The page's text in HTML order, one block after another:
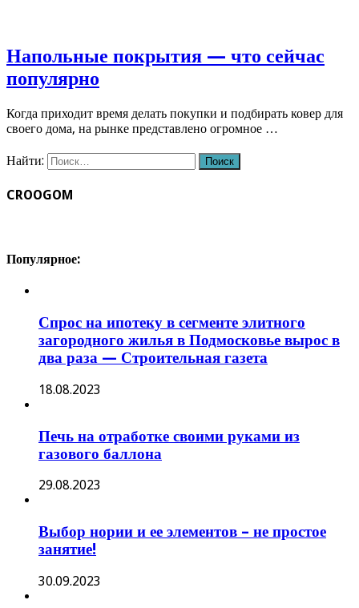
Напольные покрытия — что сейчас
популярно
Когда приходит время делать покупки и подбирать ковер для
своего дома, на рынке представлено огромное …
Найти:
CROOGOM
Популярное:
Спрос на ипотеку в сегменте элитного
загородного жилья в Подмосковье вырос в
два раза — Строительная газета
18.08.2023
Печь на отработке своими руками из
газового баллона
29.08.2023
Выбор нории и ее элементов – не простое
занятие!
30.09.2023